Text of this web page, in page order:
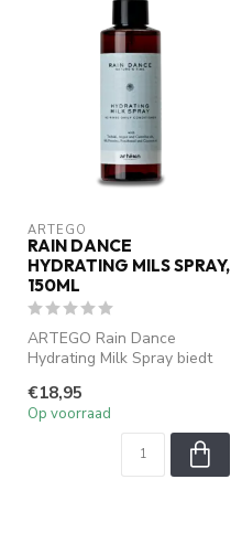
ARTEGO
RAIN DANCE
HYDRATING MILS SPRAY,
150ML
ARTEGO Rain Dance
Hydrating Milk Spray biedt
aan het...
€18,95
Op voorraad